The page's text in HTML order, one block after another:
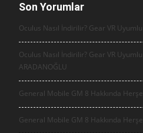
Son Yorumlar
Oculus Nasıl İndirilir? Gear VR
Oculus Nasıl İndirilir? Gear VR
ARADANOĞLU
General Mobile GM 8 Hakkında
General Mobile GM 8 Hakkında